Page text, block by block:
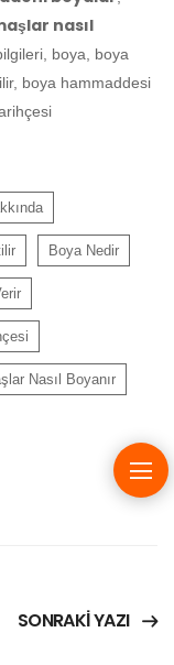
nasıl
boya, boya
boya hammaddesi
Boya Nedir
Nasıl Boyanır
SONRAKI YAZI